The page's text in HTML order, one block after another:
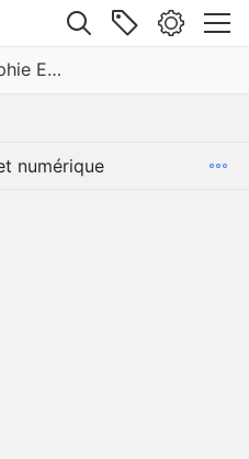
Philosophie Eduscol
numérique